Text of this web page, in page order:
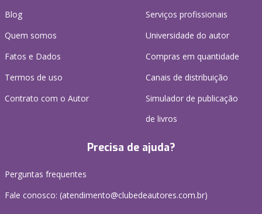
Blog
Quem somos
Fatos e Dados
Termos de uso
Contrato com o Autor
Serviços profissionais
Universidade do autor
Compras em quantidade
Canais de distribuição
Simulador de publicação
de livros
Precisa de ajuda?
Perguntas frequentes
Fale conosco: (atendimento@clubedeautores.com.br)